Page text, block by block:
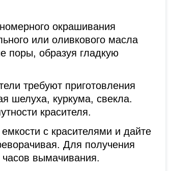
окрашивания
или оливкового масла
поры, образуя гладкую
требуют приготовления
шелуха, куркума, свекла.
красителя.
с красителями и дайте
Для получения
часов вымачивания.